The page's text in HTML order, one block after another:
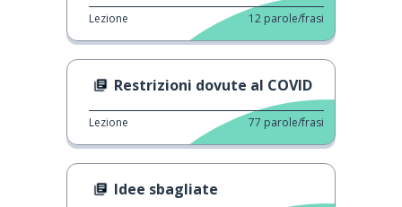
Lezione 12 parole/frasi
Restrizioni dovute al COVID
Lezione 77 parole/frasi
Idee sbagliate